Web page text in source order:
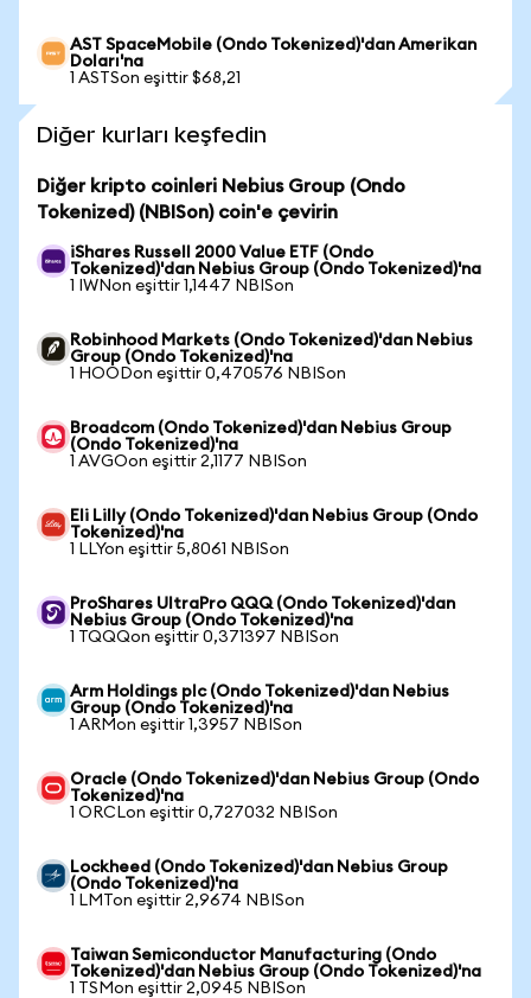
AST SpaceMobile (Ondo Tokenized)'dan Amerikan
Doları'na
1 ASTSon eşittir $68,21
Diğer kurları keşfedin
Diğer kripto coinleri Nebius Group (Ondo
Tokenized) (NBISon) coin'e çevirin
iShares Russell 2000 Value ETF (Ondo
Tokenized)'dan Nebius Group (Ondo Tokenized)'na
1 IWNon eşittir 1,1447 NBISon
Robinhood Markets (Ondo Tokenized)'dan Nebius
Group (Ondo Tokenized)'na
1 HOODon eşittir 0,470576 NBISon
Broadcom (Ondo Tokenized)'dan Nebius Group
(Ondo Tokenized)'na
1 AVGOon eşittir 2,1177 NBISon
Eli Lilly (Ondo Tokenized)'dan Nebius Group (Ondo
Tokenized)'na
1 LLYon eşittir 5,8061 NBISon
ProShares UltraPro QQQ (Ondo Tokenized)'dan
Nebius Group (Ondo Tokenized)'na
1 TQQQon eşittir 0,371397 NBISon
Arm Holdings plc (Ondo Tokenized)'dan Nebius
Group (Ondo Tokenized)'na
1 ARMon eşittir 1,3957 NBISon
Oracle (Ondo Tokenized)'dan Nebius Group (Ondo
Tokenized)'na
1 ORCLon eşittir 0,727032 NBISon
Lockheed (Ondo Tokenized)'dan Nebius Group
(Ondo Tokenized)'na
1 LMTon eşittir 2,9674 NBISon
Taiwan Semiconductor Manufacturing (Ondo
Tokenized)'dan Nebius Group (Ondo Tokenized)'na
1 TSMon eşittir 2,0945 NBISon